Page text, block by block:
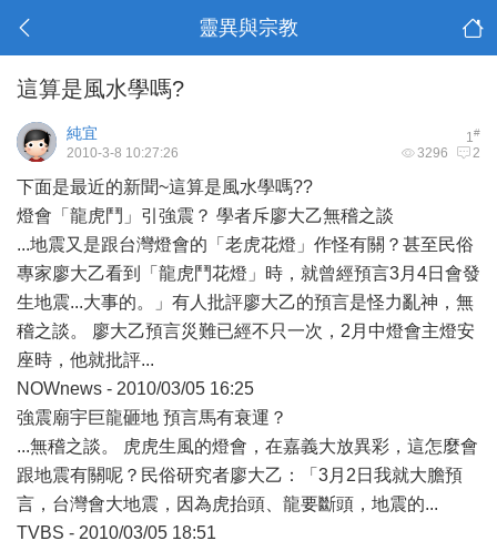
靈異與宗教
這算是風水學嗎?
1#
純宜
3296 2
2010-3-8 10:27:26
下面是最近的新聞~這算是風水學嗎??
燈會「龍虎鬥」引強震？ 學者斥廖大乙無稽之談
...地震又是跟台灣燈會的「老虎花燈」作怪有關？甚至民俗
專家廖大乙看到「龍虎鬥花燈」時，就曾經預言3月4日會發
生地震...大事的。」有人批評廖大乙的預言是怪力亂神，無
稽之談。 廖大乙預言災難已經不只一次，2月中燈會主燈安
座時，他就批評...
NOWnews - 2010/03/05 16:25
強震廟宇巨龍砸地 預言馬有衰運？
...無稽之談。 虎虎生風的燈會，在嘉義大放異彩，這怎麼會
跟地震有關呢？民俗研究者廖大乙：「3月2日我就大膽預
言，台灣會大地震，因為虎抬頭、龍要斷頭，地震的...
TVBS - 2010/03/05 18:51